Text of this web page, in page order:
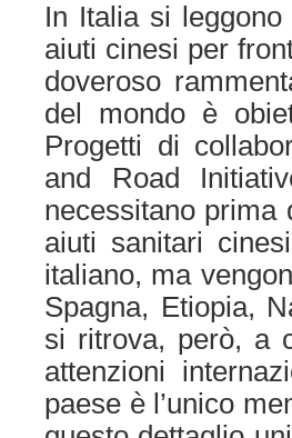
In Italia si
aiuti cinesi per
doveroso
del mondo è
Progetti di
and Road
necessitano prima
aiuti sanitari
italiano, ma
Spagna, Etiopia,
si ritrova, però, a
attenzioni
paese è l’unico